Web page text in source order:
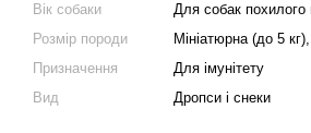
Вік собаки
Для собак похилого
Розмір породи
Мініатюрна (до 5
Призначення
Для імунітету
Вид
Дропси і снеки